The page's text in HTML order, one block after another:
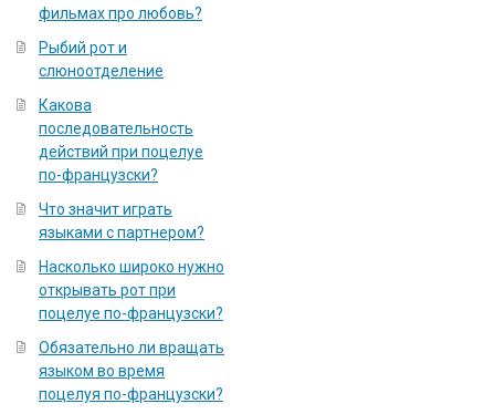
фильмах про любовь?
Рыбий рот и
слюноотделение
Какова
последовательность
действий при поцелуе
по-французски?
Что значит играть
языками с партнером?
Насколько широко нужно
открывать рот при
поцелуе по-французски?
Обязательно ли вращать
языком во время
поцелуя по-французски?